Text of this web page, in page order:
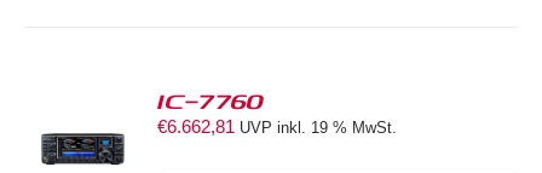
IC-7760
€6.662,81 UVP inkl. 19 % MwSt.